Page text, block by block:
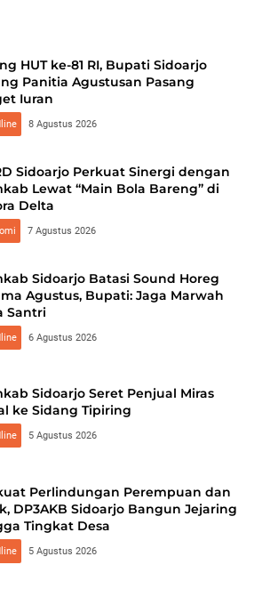
HUT ke-81 RI, Bupati Sidoarjo
Panitia Agustusan Pasang
Iuran
8 Agustus 2026
Sidoarjo Perkuat Sinergi dengan
Lewat “Main Bola Bareng” di
Delta
7 Agustus 2026
Sidoarjo Batasi Sound Horeg
Agustus, Bupati: Jaga Marwah
Santri
6 Agustus 2026
Sidoarjo Seret Penjual Miras
ke Sidang Tipiring
5 Agustus 2026
Perlindungan Perempuan dan
DP3AKB Sidoarjo Bangun Jejaring
Tingkat Desa
5 Agustus 2026